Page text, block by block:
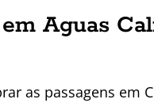
Aguas
as passagens em